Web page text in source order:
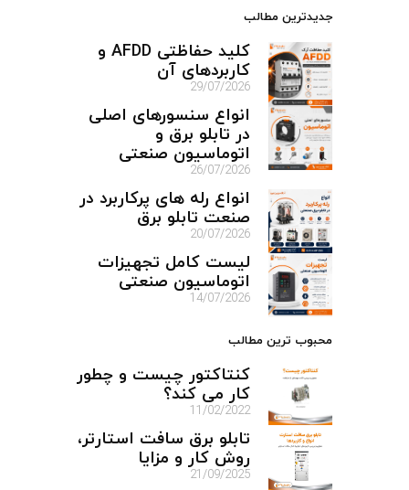
جدیدترین مطالب
کلید حفاظتی AFDD و
کاربردهای آن
29/07/2026
انواع سنسورهای اصلی
در تابلو برق و
اتوماسیون صنعتی
26/07/2026
انواع رله های پرکاربرد در
صنعت تابلو برق
20/07/2026
لیست کامل تجهیزات
اتوماسیون صنعتی
14/07/2026
محبوب ترین مطالب
کنتاکتور چیست و چطور
کار می کند؟
11/02/2022
تابلو برق سافت استارتر،
روش کار و مزایا
21/09/2025